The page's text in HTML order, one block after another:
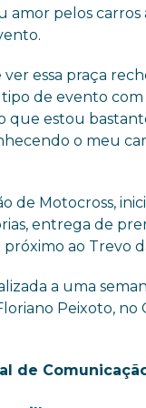
amor pelos
essa praça
de evento
que estou
o meu
Motocross,
entrega de
ao Trevo
a uma
Peixoto, no
de